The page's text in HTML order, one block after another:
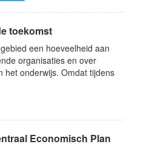
toekomst
een hoeveelheid aan
organisaties en over
het onderwijs. Omdat tijdens
Economisch Plan